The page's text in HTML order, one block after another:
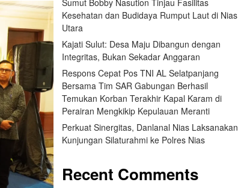
Sumut Bobby Nasution Tinjau Fasilitas
Kesehatan dan Budidaya Rumput Laut di Nias
Utara
Kajati Sulut: Desa Maju Dibangun dengan
Integritas, Bukan Sekadar Anggaran
Respons Cepat Pos TNI AL Selatpanjang
Bersama Tim SAR Gabungan Berhasil
Temukan Korban Terakhir Kapal Karam di
Perairan Mengkikip Kepulauan Meranti
Perkuat Sinergitas, Danlanal Nias Laksanakan
Kunjungan Silaturahmi ke Polres Nias
Recent Comments